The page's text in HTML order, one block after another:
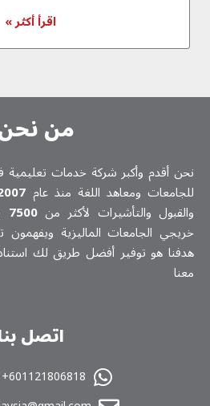
اقرأ أكثر »
من
نحن أقدم وأكبر شركة خدمات تعلیمیة
للجامعات ومعاهد اللغة منذ عام
والقبول والتأشيرات لأكثر من7500
خريجي الجامعات الماليزية ويفهمون
هدفنا هو توفير أفضل طريق لك
معنا
اتصل
601121806818+ (واتس اپ )